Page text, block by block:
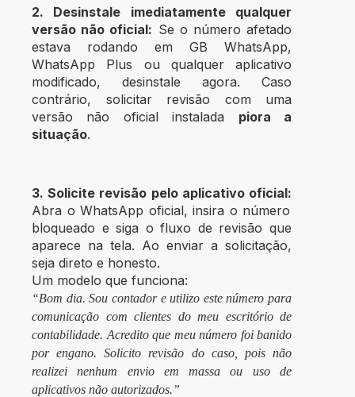
2. Desinstale imediatamente qualquer
versão não oficial: Se o número afetado
estava rodando em GB WhatsApp,
WhatsApp Plus ou qualquer aplicativo
modificado, desinstale agora. Caso
contrário, solicitar revisão com uma
versão não oficial instalada piora a
situação.
3. Solicite revisão pelo aplicativo oficial:
Abra o WhatsApp oficial, insira o número
bloqueado e siga o fluxo de revisão que
aparece na tela. Ao enviar a solicitação,
seja direto e honesto.
Um modelo que funciona:
“Bom dia. Sou contador e utilizo este número para
comunicação com clientes do meu escritório de
contabilidade. Acredito que meu número foi banido
por engano. Solicito revisão do caso, pois não
realizei nenhum envio em massa ou uso de
aplicativos não autorizados.”